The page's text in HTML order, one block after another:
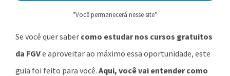
*Você permanecerá nesse site*
Se você quer saber como estudar nos cursos gratuitos
da FGVe aproveitar ao máximo essa oportunidade, este
guia foi feito para você. Aqui, você vai entender como